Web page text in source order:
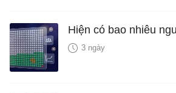
Hiện có bao nhiêu
3 ngày